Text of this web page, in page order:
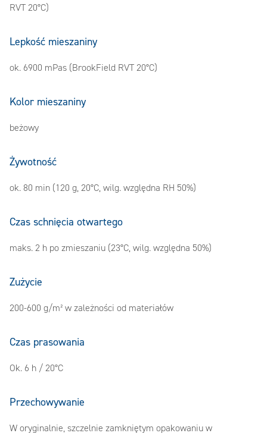
RVT 20°C)
Lepkość mieszaniny
ok. 6900 mPas (BrookField RVT 20°C)
Kolor mieszaniny
beżowy
Żywotność
ok. 80 min (120 g, 20°C, wilg. względna RH 50%)
Czas schnięcia otwartego
maks. 2 h po zmieszaniu (23°C, wilg. względna 50%)
Zużycie
200-600 g/m² w zależności od materiałów
Czas prasowania
Ok. 6 h / 20°C
Przechowywanie
W oryginalnie, szczelnie zamkniętym opakowaniu w